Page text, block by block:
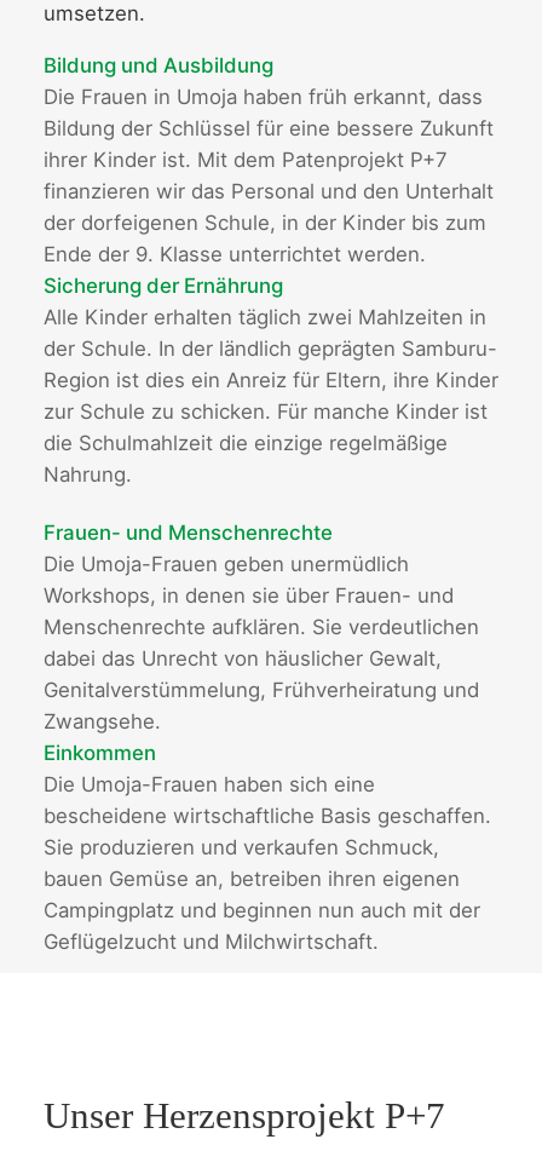
umsetzen.
Bildung und Ausbildung
Die Frauen in Umoja haben früh erkannt, dass
Bildung der Schlüssel für eine bessere Zukunft
ihrer Kinder ist. Mit dem Patenprojekt P+7
finanzieren wir das Personal und den Unterhalt
der dorfeigenen Schule, in der Kinder bis zum
Ende der 9. Klasse unterrichtet werden.
Sicherung der Ernährung
Alle Kinder erhalten täglich zwei Mahlzeiten in
der Schule. In der ländlich geprägten Samburu-
Region ist dies ein Anreiz für Eltern, ihre Kinder
zur Schule zu schicken. Für manche Kinder ist
die Schulmahlzeit die einzige regelmäßige
Nahrung.
Frauen- und Menschenrechte
Die Umoja-Frauen geben unermüdlich
Workshops, in denen sie über Frauen- und
Menschenrechte aufklären. Sie verdeutlichen
dabei das Unrecht von häuslicher Gewalt,
Genitalverstümmelung, Frühverheiratung und
Zwangsehe.
Einkommen
Die Umoja-Frauen haben sich eine
bescheidene wirtschaftliche Basis geschaffen.
Sie produzieren und verkaufen Schmuck,
bauen Gemüse an, betreiben ihren eigenen
Campingplatz und beginnen nun auch mit der
Geflügelzucht und Milchwirtschaft.
Unser Herzensprojekt P+7